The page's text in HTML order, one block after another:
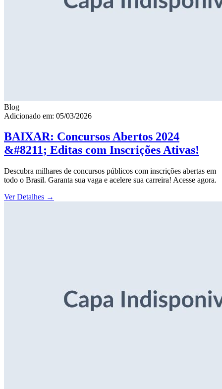
Blog
Adicionado em: 05/03/2026
BAIXAR: Concursos Abertos 2024
&#8211; Editas com Inscrições Ativas!
Descubra milhares de concursos públicos com inscrições abertas em
todo o Brasil. Garanta sua vaga e acelere sua carreira! Acesse agora.
Ver Detalhes →